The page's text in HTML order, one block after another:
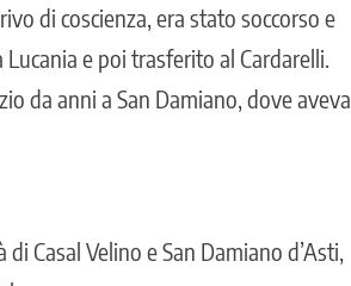
di coscienza, era stato soccorso e
e poi trasferito al Cardarelli.
da anni a San Damiano, dove aveva
Casal Velino e San Damiano d’Asti,